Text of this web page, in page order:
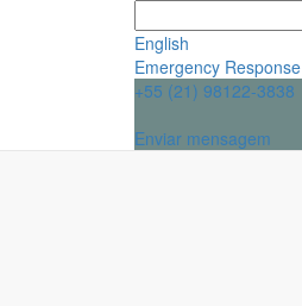
English
Emergency Response
+55 (21) 98122-3838
Enviar mensagem